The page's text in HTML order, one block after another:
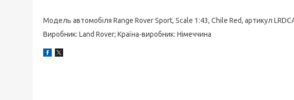
Модель автомобіля Range Rover Sport, Scale 1:43, Chile Red, артикул
Виробник: Land Rover; Країна-виробник: Німеччина